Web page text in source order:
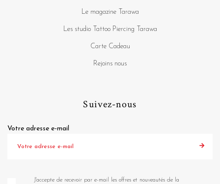
Le magazine Tarawa
Les studio Tattoo Piercing Tarawa
Carte Cadeau
Rejoins nous
Suivez-nous
Votre adresse e-mail
J'accepte de recevoir par e-mail les offres et nouveautés de la